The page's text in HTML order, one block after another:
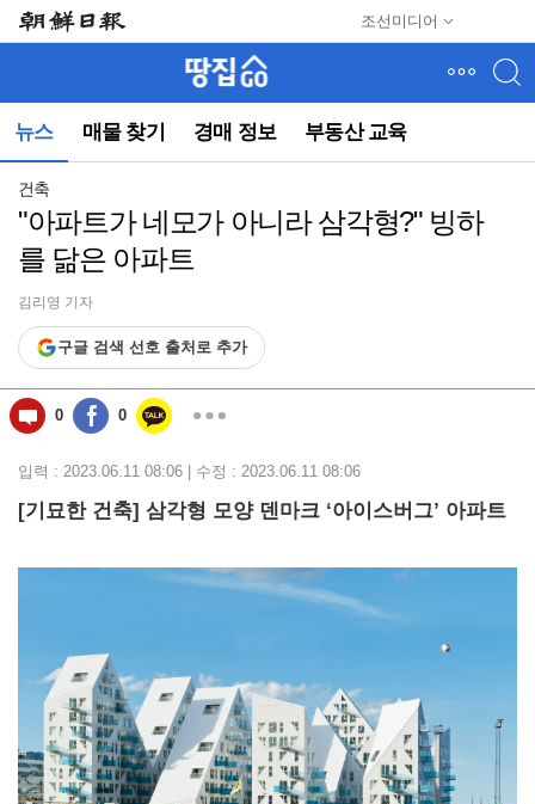
조선미디어
뉴스 매물 찾기 경매 정보 부동산 교육
뉴
(컨
동)
건축
"아파트가 네모가 아니라 삼각형?" 빙하
를 닮은 아파트
김리영 기자
구글 검색 선호 출처로 추가
0 0
입력 : 2023.06.11 08:06 | 수정 : 2023.06.11 08:06
[기묘한 건축] 삼각형 모양 덴마크 ‘아이스버그’ 아파트